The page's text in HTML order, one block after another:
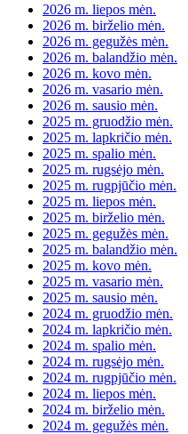
2026 m. liepos mėn.
2026 m. birželio mėn.
2026 m. gegužės mėn.
2026 m. balandžio mėn.
2026 m. kovo mėn.
2026 m. vasario mėn.
2026 m. sausio mėn.
2025 m. gruodžio mėn.
2025 m. lapkričio mėn.
2025 m. spalio mėn.
2025 m. rugsėjo mėn.
2025 m. rugpjūčio mėn.
2025 m. liepos mėn.
2025 m. birželio mėn.
2025 m. gegužės mėn.
2025 m. balandžio mėn.
2025 m. kovo mėn.
2025 m. vasario mėn.
2025 m. sausio mėn.
2024 m. gruodžio mėn.
2024 m. lapkričio mėn.
2024 m. spalio mėn.
2024 m. rugsėjo mėn.
2024 m. rugpjūčio mėn.
2024 m. liepos mėn.
2024 m. birželio mėn.
2024 m. gegužės mėn.